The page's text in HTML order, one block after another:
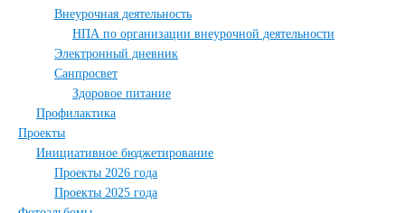
Внеурочная деятельность
НПА по организации внеурочной деятельности
Электронный дневник
Санпросвет
Здоровое питание
Профилактика
Проекты
Инициативное бюджетирование
Проекты 2026 года
Проекты 2025 года